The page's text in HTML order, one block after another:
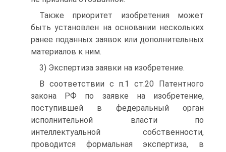
Также приоритет изобретения может
быть установлен на основании нескольких
ранее поданных заявок или дополнительных
материалов к ним.
3) Экспертиза заявки на изобретение.
В соответствии с п.1 ст.20 Патентного
закона РФ по заявке на изобретение,
поступившей в федеральный орган
исполнительной власти по
интеллектуальной собственности,
проводится формальная экспертиза, в